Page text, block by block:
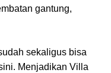
gantung,
sekaligus bisa
Menjadikan Villa